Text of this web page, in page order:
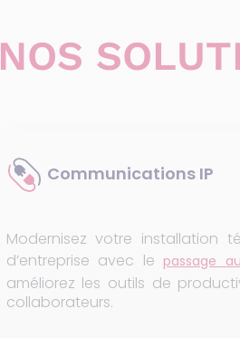
NOS
Communications IP
Modernisez votre installation
d’entreprise avec le passage
améliorez les outils de
collaborateurs.